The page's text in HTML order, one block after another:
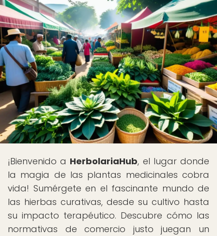
¡Bienvenido a HerbolariaHub, el lugar donde
la magia de las plantas medicinales cobra
vida! Sumérgete en el fascinante mundo de
las hierbas curativas, desde su cultivo hasta
su impacto terapéutico. Descubre cómo las
normativas de comercio justo juegan un